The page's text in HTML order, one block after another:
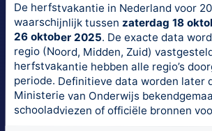
De herfstvakantie in Nederland voor
waarschijnlijk tussen zaterdag 18
26 oktober 2025. De exacte data
regio (Noord, Midden, Zuid)
herfstvakantie hebben alle regio’s
periode. Definitieve data worden later
Ministerie van Onderwijs
schooladviezen of officiële bronnen